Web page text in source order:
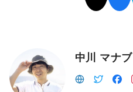
中川 マナブ